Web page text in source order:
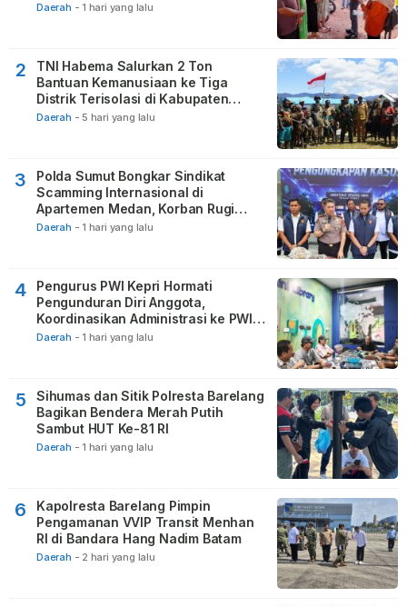
Daerah - 1 hari yang lalu
2
TNI Habema Salurkan 2 Ton
Bantuan Kemanusiaan ke Tiga
Distrik Terisolasi di Kabupaten
Puncak
Daerah - 5 hari yang lalu
3
Polda Sumut Bongkar Sindikat
Scamming Internasional di
Apartemen Medan, Korban Rugi
Rp6,7 Miliar
Daerah - 1 hari yang lalu
4
Pengurus PWI Kepri Hormati
Pengunduran Diri Anggota,
Koordinasikan Administrasi ke PWI
Pusat
Daerah - 1 hari yang lalu
5
Sihumas dan Sitik Polresta Barelang
Bagikan Bendera Merah Putih
Sambut HUT Ke-81 RI
Daerah - 1 hari yang lalu
6
Kapolresta Barelang Pimpin
Pengamanan VVIP Transit Menhan
RI di Bandara Hang Nadim Batam
Daerah - 2 hari yang lalu